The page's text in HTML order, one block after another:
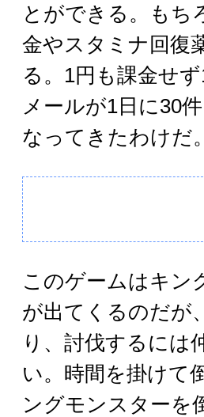
とができる。もち
金やスタミナ回復
る。1円も課金せ
メールが1日に30
なってきたわけだ。
このゲームはキン
が出てくるのだが
り、討伐するには
い。時間を掛けて
ングモンスターを